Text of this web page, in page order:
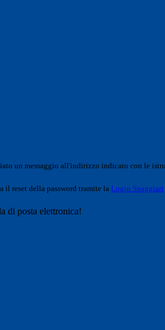
un messaggio all'indirizzo indicato con le
il reset della password tramite la Login Spaggiari
di posta elettronica!